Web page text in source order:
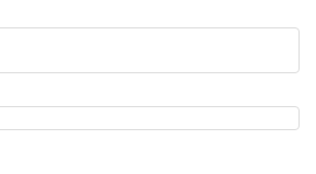
Vietnamese